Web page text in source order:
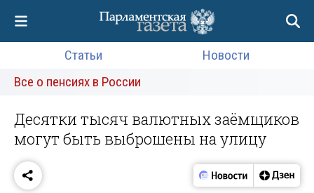
Статьи
Новости
Все о пенсиях в России
Десятки тысяч валютных заёмщиков
могут быть выброшены на улицу